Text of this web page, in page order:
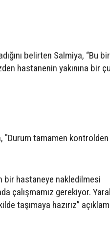
belirten Salmiya, “Bu
hastanenin yakınına bir
"Durum tamamen kontrolden
bir hastaneye nakledilmesi
çalışmamız gerekiyor.
taşımaya hazırız”